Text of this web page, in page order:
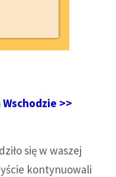
>>
się w waszej
kontynuowali